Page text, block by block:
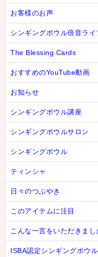
お客様のお声
シンギングボウル倍音ライ
The Blessing Cards
おすすめのYouTube動画
お知らせ
シンギングボウル講座
シンギングボウルサロン
シンギングボウル
ティンシャ
日々のつぶやき
このアイテムに注目
こんな一言をいただきまし
ISBA認定シンギングボウ